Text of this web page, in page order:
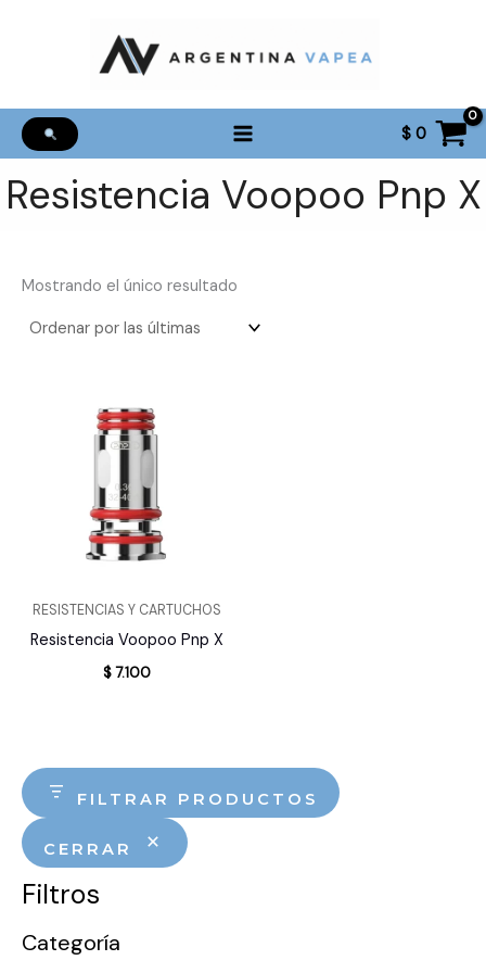
$0
Resistencia Voopoo Pnp X
FILTRAR PRODUCTOS
CERRAR
Filtros
Categoría
Mostrando el único resultado
RESISTENCIAS Y CARTUCHOS
Resistencia Voopoo Pnp X
$7.100